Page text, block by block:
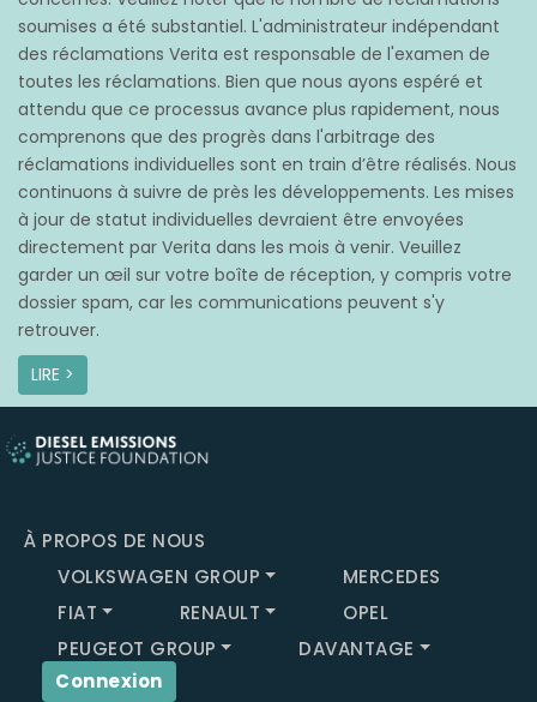
soumises a été substantiel. L'administrateur indépendant
des réclamations Verita est responsable de l'examen de
toutes les réclamations. Bien que nous ayons espéré et
attendu que ce processus avance plus rapidement, nous
comprenons que des progrès dans l'arbitrage des
réclamations individuelles sont en train d’être réalisés. Nous
continuons à suivre de près les développements. Les mises
à jour de statut individuelles devraient être envoyées
directement par Verita dans les mois à venir. Veuillez
garder un œil sur votre boîte de réception, y compris votre
dossier spam, car les communications peuvent s'y
retrouver.
LIRE >
À PROPOS DE NOUS
VOLKSWAGEN GROUP
MERCEDES
FIAT
RENAULT
OPEL
PEUGEOT GROUP
DAVANTAGE
Connexion